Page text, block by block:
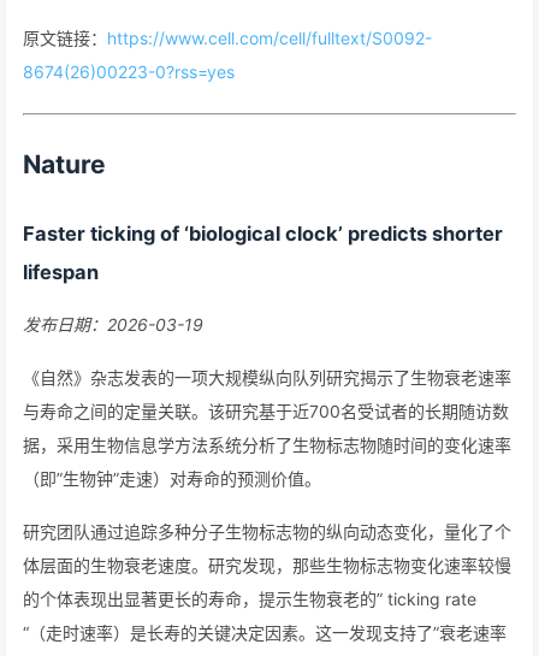
原文链接： https://www.cell.com/cell/fulltext/S0092-
8674(26)00223-0?rss=yes
Nature
Faster ticking of ‘biological clock’ predicts shorter
lifespan
发布日期：2026-03-19
《自然》杂志发表的一项大规模纵向队列研究揭示了生物衰老速率
与寿命之间的定量关联。该研究基于近700名受试者的长期随访数
据，采用生物信息学方法系统分析了生物标志物随时间的变化速率
（即”生物钟”走速）对寿命的预测价值。
研究团队通过追踪多种分子生物标志物的纵向动态变化，量化了个
体层面的生物衰老速度。研究发现，那些生物标志物变化速率较慢
的个体表现出显著更长的寿命，提示生物衰老的” ticking rate
“（走时速率）是长寿的关键决定因素。这一发现支持了”衰老速率